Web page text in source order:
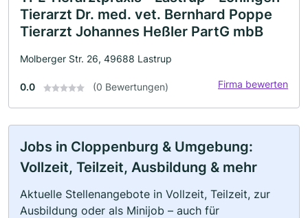
Tierarzt Dr. med. vet. Bernhard Poppe
Tierarzt Johannes Heßler PartG mbB
Molberger Str. 26, 49688 Lastrup
0.0 (0 Bewertungen) Firma bewerten
Jobs in Cloppenburg & Umgebung:
Vollzeit, Teilzeit, Ausbildung & mehr
Aktuelle Stellenangebote in Vollzeit, Teilzeit, zur
Ausbildung oder als Minijob – auch für